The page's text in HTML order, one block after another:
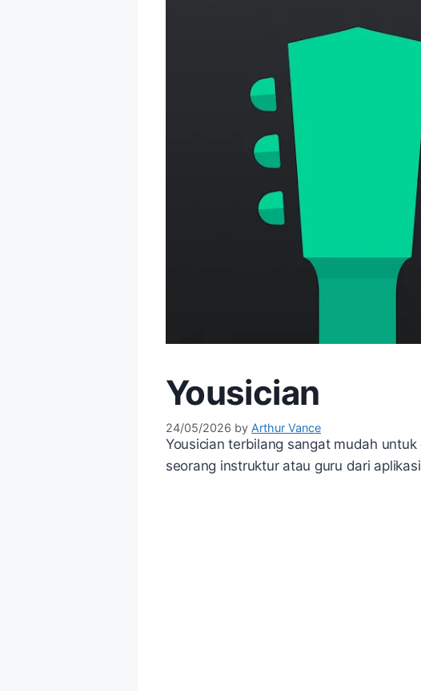
Yousician
24/05/2026 by Arthur Vance
Yousician terbilang sangat mudah
seorang instruktur atau guru dari